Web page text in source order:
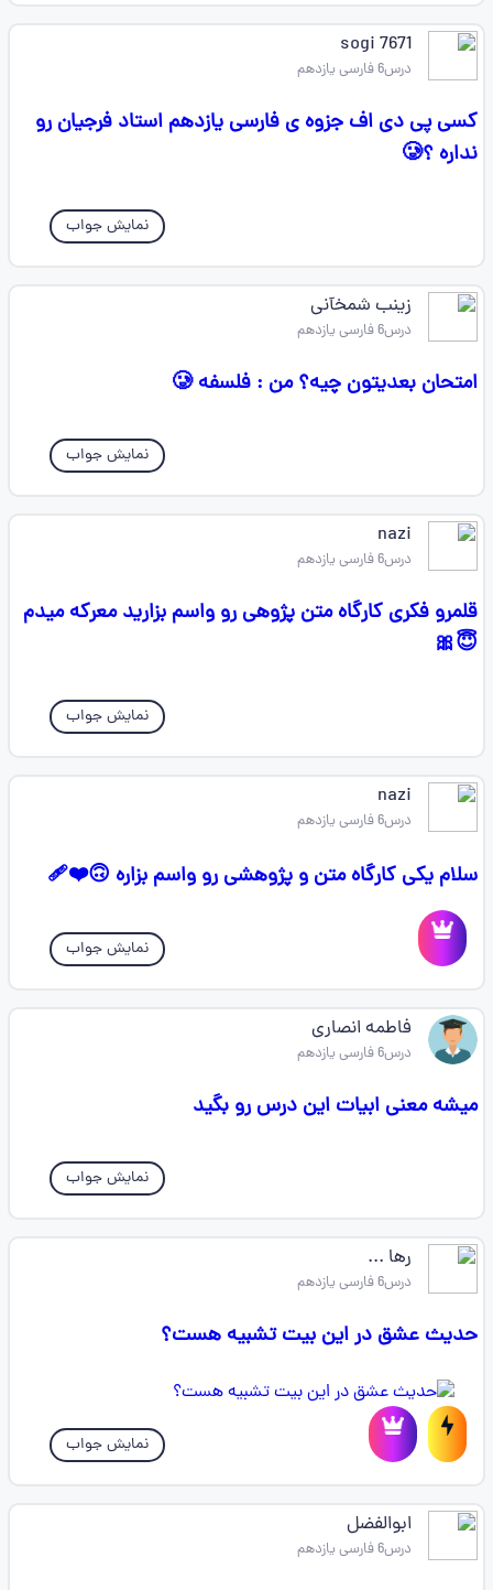
sogi 7671
درس6 فارسی یازدهم
کسی پی دی اف جزوه ی فارسی یازدهم استاد فرجیان رو
نداره ؟🥲
نمایش جواب
زینب شمخآنی
درس6 فارسی یازدهم
امتحان بعدیتون چیه؟ من : فلسفه 🥲
نمایش جواب
nazi
درس6 فارسی یازدهم
قلمرو فکری کارگاه متن پژوهی رو واسم بزارید معرکه میدم
😇🎀
نمایش جواب
nazi
درس6 فارسی یازدهم
سلام یکی کارگاه متن و پژوهشی رو واسم بزاره 🙃❤️‍🩹
نمایش جواب
فاطمه انصاری
درس6 فارسی یازدهم
میشه معنی ابیات این درس رو بگید
نمایش جواب
رها ...
درس6 فارسی یازدهم
حدیث عشق در این بیت تشبیه هست؟
نمایش جواب
ابوالفضل
درس6 فارسی یازدهم